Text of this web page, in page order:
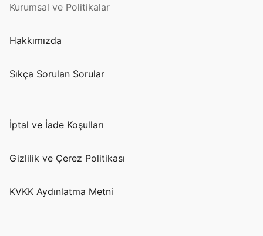
Kurumsal ve Politikalar
Hakkımızda
Sıkça Sorulan Sorular
İptal ve İade Koşulları
Gizlilik ve Çerez Politikası
KVKK Aydınlatma Metni